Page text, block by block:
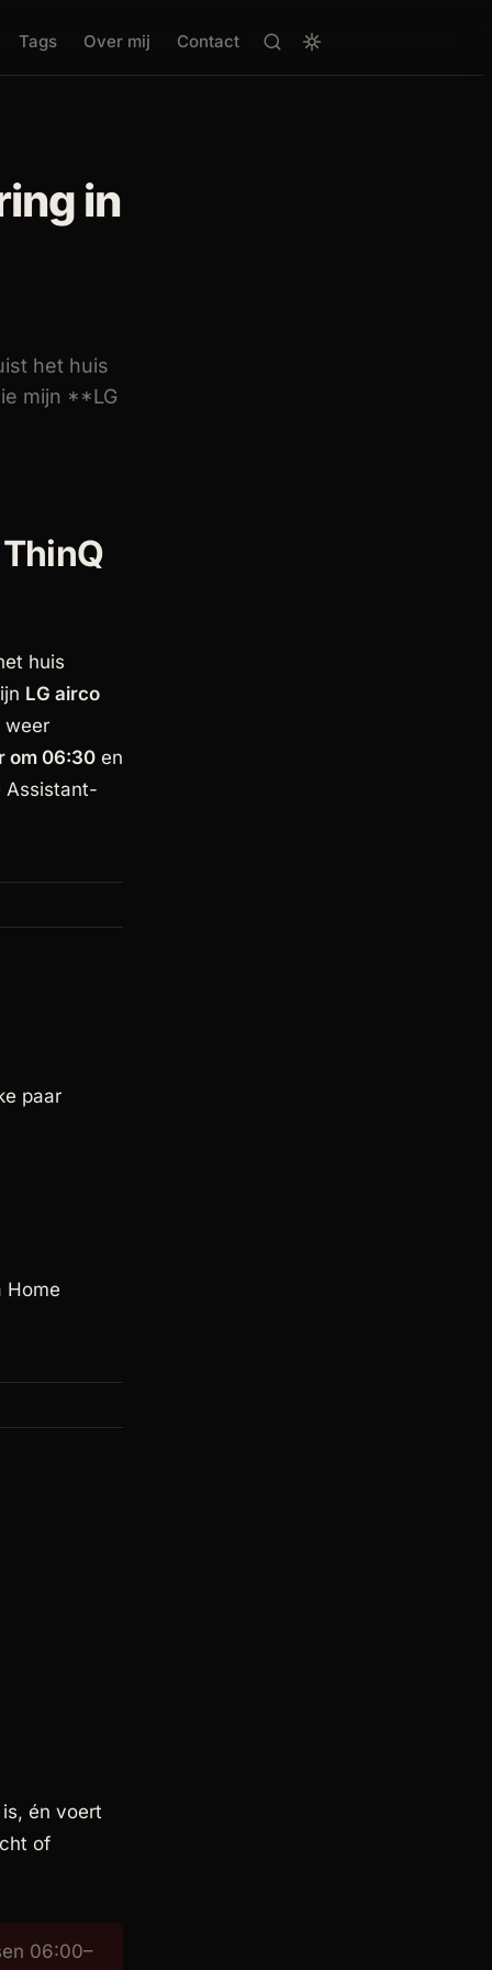
Tags Over mij Contact
in
het huis
mijn **LG
huis
LG airco
om 06:30 en
Assistant-
paar
Home
én voert
of
06:00–